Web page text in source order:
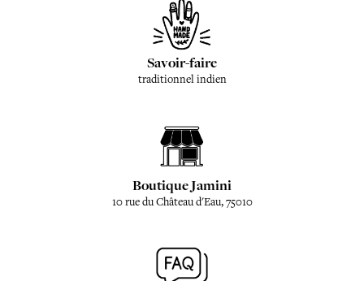
Savoir-faire
traditionnel indien
Boutique Jamini
10 rue du Château d'Eau, 75010